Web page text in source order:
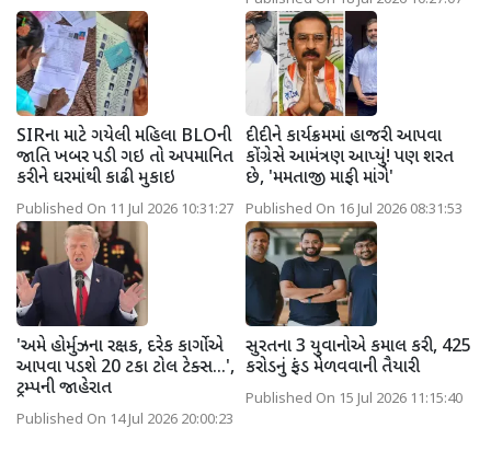
SIRના માટે ગયેલી મહિલા BLOની
જાતિ ખબર પડી ગઇ તો અપમાનિત
કરીને ઘરમાંથી કાઢી મુકાઇ
Published On 11 Jul 2026 10:31:27
દીદીને કાર્યક્રમમાં હાજરી આપવા
કોંગ્રેસે આમંત્રણ આપ્યું! પણ શરત
છે, 'મમતાજી માફી માંગે'
Published On 16 Jul 2026 08:31:53
'અમે હોર્મુઝના રક્ષક, દરેક કાર્ગોએ
આપવા પડશે 20 ટકા ટોલ ટેક્સ...',
ટ્રમ્પની જાહેરાત
Published On 14 Jul 2026 20:00:23
સુરતના 3 યુવાનોએ કમાલ કરી, 425
કરોડનું ફંડ મેળવવાની તૈયારી
Published On 15 Jul 2026 11:15:40